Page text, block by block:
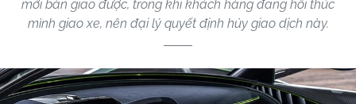
mới bàn giao được, trong khi khách hàng đang hối thúc
mình giao xe, nên đại lý quyết định hủy giao dịch này.